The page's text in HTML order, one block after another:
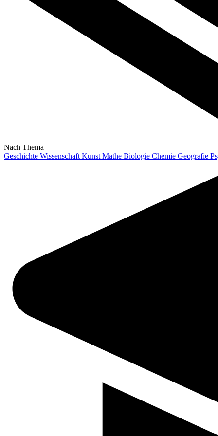
Nach Thema
Geschichte Wissenschaft Kunst Mathe Biologie Chemie Geografie